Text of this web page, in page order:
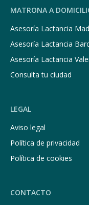
MATRONA A
Asesoría Lactancia
Asesoría Lactancia
Asesoría Lactancia
Consulta tu ciudad
LEGAL
Aviso legal
Política de privacidad
Política de cookies
CONTACTO